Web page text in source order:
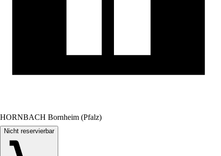
HORNBACH Bornheim (Pfalz)
Nicht reservierbar